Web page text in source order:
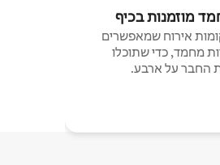
מוזמנות בכיף
אירוח שמאפשרים
מחמד, כדי שתוכלו
החבר על ארבע.